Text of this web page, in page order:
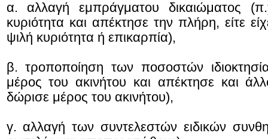
α. αλλαγή εμπράγματου δικαιώματος
κυριότητα και απέκτησε την πλήρη, είτε
ψιλή κυριότητα ή επικαρπία),
β. τροποποίηση των ποσοστών
μέρος του ακινήτου και απέκτησε και
δώρισε μέρος του ακινήτου),
γ. αλλαγή των συντελεστών ειδικών